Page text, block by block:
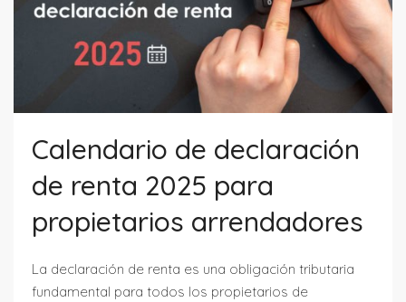
Calendario de declaración
de renta 2025 para
propietarios arrendadores
La declaración de renta es una obligación tributaria
fundamental para todos los propietarios de